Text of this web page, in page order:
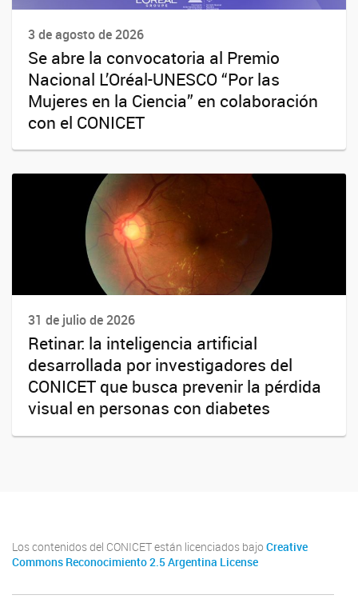
3 de agosto de 2026
Se abre la convocatoria al Premio
Nacional L’Oréal-UNESCO “Por las
Mujeres en la Ciencia” en colaboración
con el CONICET
31 de julio de 2026
Retinar: la inteligencia artificial
desarrollada por investigadores del
CONICET que busca prevenir la pérdida
visual en personas con diabetes
Los contenidos del CONICET están licenciados bajo Creative
Commons Reconocimiento 2.5 Argentina License